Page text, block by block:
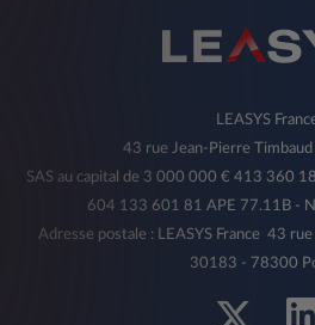
LEASYS
43 rue Jean-Pierre
SAS au capital de 3 000 000 € 413 360
604 133 601 81 APE 77.11B -
Adresse postale : LEASYS France 43
30183 - 78300